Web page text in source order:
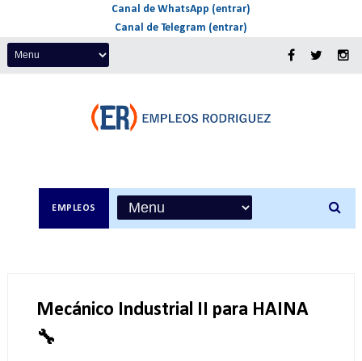
Canal de WhatsApp (entrar)
Canal de Telegram (entrar)
EMPLEOS
Mecánico Industrial II para HAINA
🔧